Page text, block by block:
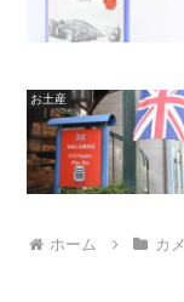
お土産
ホーム カ